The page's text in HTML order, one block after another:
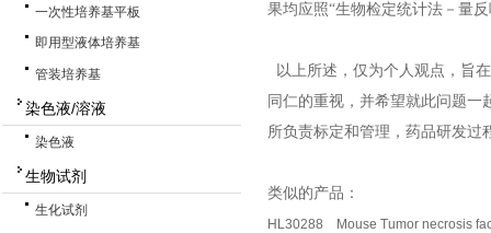
一次性培养基平板
即用型液体培养基
管装培养基
染色液/溶液
染色液
生物试剂
生化试剂
果均应照“生物检定统计法－量
以上所述，仅为个人观点，旨
同仁的重视，并希望就此问题
所负责标定和管理，药品研发过
类似的产品：
HL30288 Mouse Tumor necrosis